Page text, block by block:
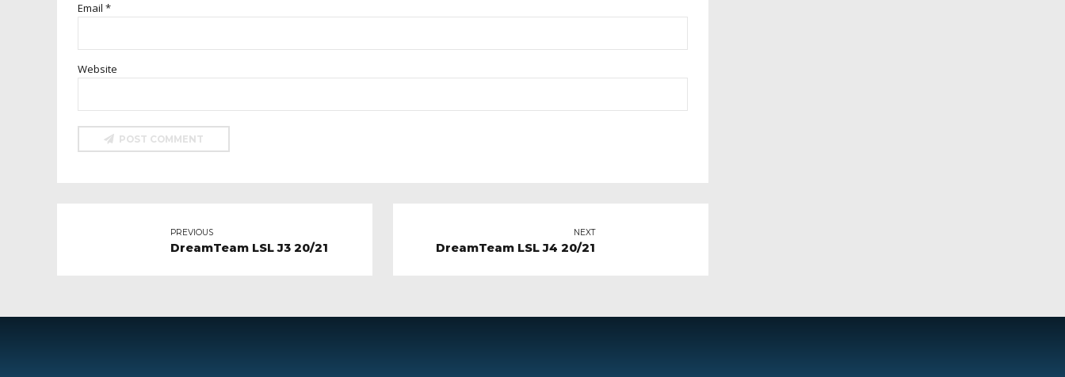
Email *
Website
POST COMMENT
PREVIOUS
DreamTeam LSL J3 20/21
NEXT
DreamTeam LSL J4 20/21